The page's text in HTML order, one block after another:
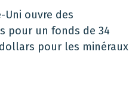
Uni ouvre des
pour un fonds de 34
pour les minéraux